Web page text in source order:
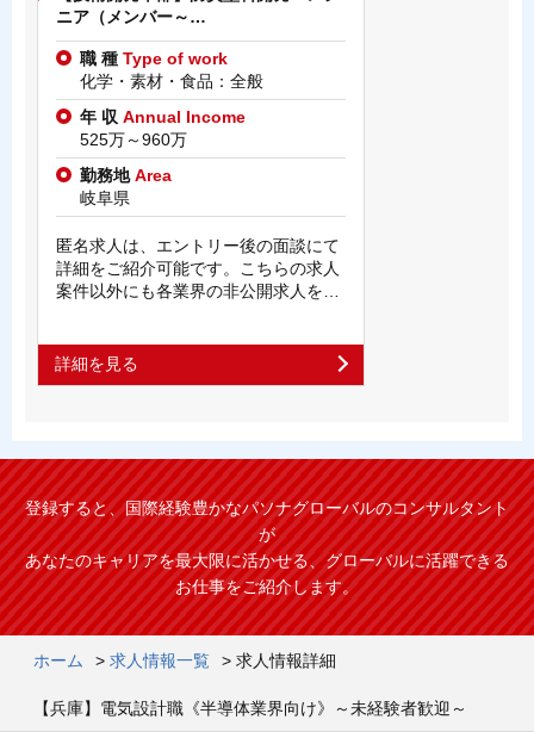
ニア（メンバー～…
職 種 Type of work
化学・素材・食品：全般
年 収 Annual Income
525万～960万
勤務地Area
岐阜県
匿名求人は、エントリー後の面談にて
詳細をご紹介可能です。こちらの求人
案件以外にも各業界の非公開求人を…
詳細を見る
登録すると、国際経験豊かなパソナグローバルのコンサルタント
が
あなたのキャリアを最大限に活かせる、グローバルに活躍できる
お仕事をご紹介します。
ホーム > 求人情報一覧 > 求人情報詳細
【兵庫】電気設計職《半導体業界向け》～未経験者歓迎～